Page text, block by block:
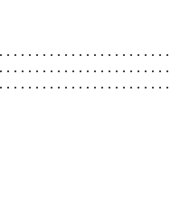
. . . . . . . . . . . . . . . . . . . . . .
. . . . . . . . . . . . . . . . . . . . . .
. . . . . . . . . . . . . . . . . . . . . .